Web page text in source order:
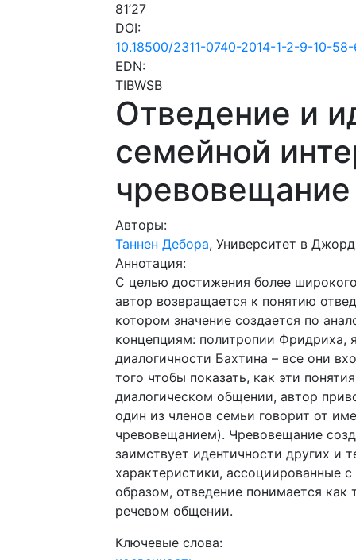
81’27
DOI:
10.18500/2311-0740-2014-1-2-9-10-
EDN:
TIBWSB
Отведение и
семейной
чревовещание
Авторы:
Таннен Дебора, Университет в
Аннотация:
С целью достижения более
автор возвращается к понятию
котором значение создается по
концепциям: политропии Фридриха,
диалогичности Бахтина – все они
того чтобы показать, как эти
диалогическом общении, автор
один из членов семьи говорит от
чревовещанием). Чревовещание
заимствует идентичности других и
характеристики, ассоциированные
образом, отведение понимается
речевом общении.
Ключевые слова: